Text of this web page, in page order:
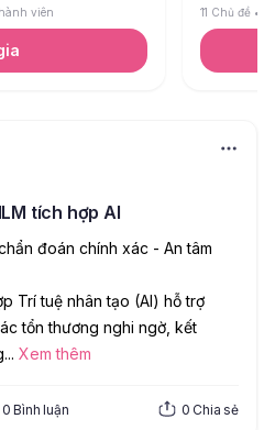
viên 11 Chủ đề
tích hợp AI
đoán chính xác - An tâm
Trí tuệ nhân tạo (AI) hỗ trợ
tổn thương nghi ngờ, kết
... Xem thêm
0 Bình luận 0 Chia sẻ